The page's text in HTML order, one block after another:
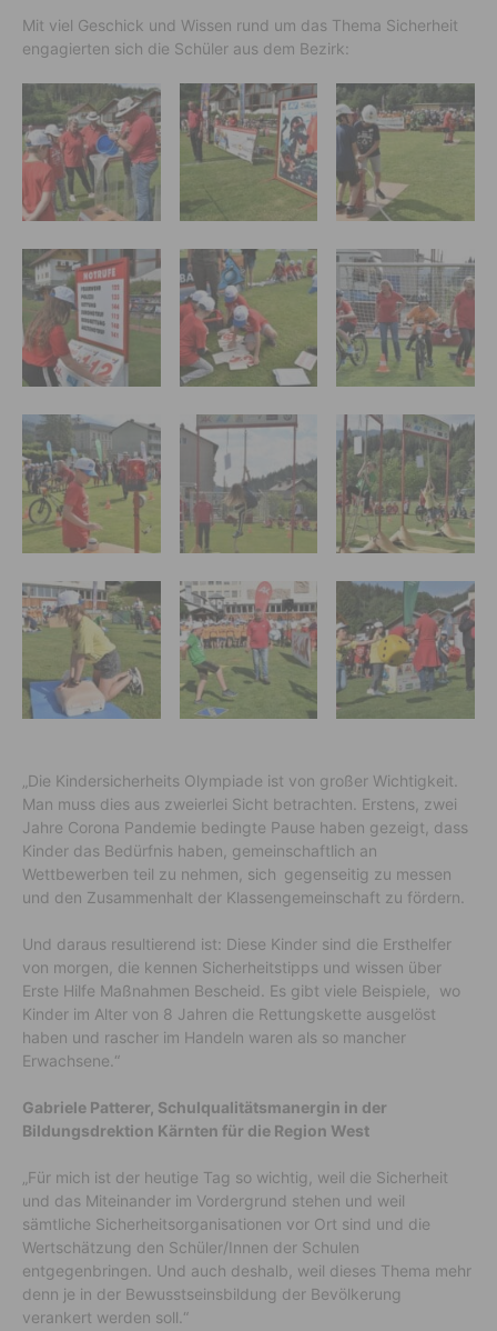
Mit viel Geschick und Wissen rund um das Thema Sicherheit
engagierten sich die Schüler aus dem Bezirk:
„Die Kindersicherheits Olympiade ist von großer Wichtigkeit.
Man muss dies aus zweierlei Sicht betrachten. Erstens, zwei
Jahre Corona Pandemie bedingte Pause haben gezeigt, dass
Kinder das Bedürfnis haben, gemeinschaftlich an
Wettbewerben teil zu nehmen, sich gegenseitig zu messen
und den Zusammenhalt der Klassengemeinschaft zu fördern.
Und daraus resultierend ist: Diese Kinder sind die Ersthelfer
von morgen, die kennen Sicherheitstipps und wissen über
Erste Hilfe Maßnahmen Bescheid. Es gibt viele Beispiele, wo
Kinder im Alter von 8 Jahren die Rettungskette ausgelöst
haben und rascher im Handeln waren als so mancher
Erwachsene.“
Gabriele Patterer, Schulqualitätsmanergin in der
Bildungsdrektion Kärnten für die Region West
„Für mich ist der heutige Tag so wichtig, weil die Sicherheit
und das Miteinander im Vordergrund stehen und weil
sämtliche Sicherheitsorganisationen vor Ort sind und die
Wertschätzung den Schüler/Innen der Schulen
entgegenbringen. Und auch deshalb, weil dieses Thema mehr
denn je in der Bewusstseinsbildung der Bevölkerung
verankert werden soll.“